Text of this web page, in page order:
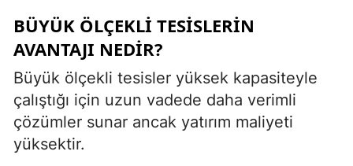
BÜYÜK ÖLÇEKLI TESISLERIN
AVANTAJI NEDIR?
Büyük ölçekli tesisler yüksek kapasiteyle
çalıştığı için uzun vadede daha verimli
çözümler sunar ancak yatırım maliyeti
yüksektir.